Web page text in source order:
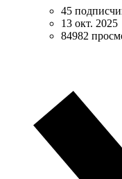
45
13 окт. 2025
84982